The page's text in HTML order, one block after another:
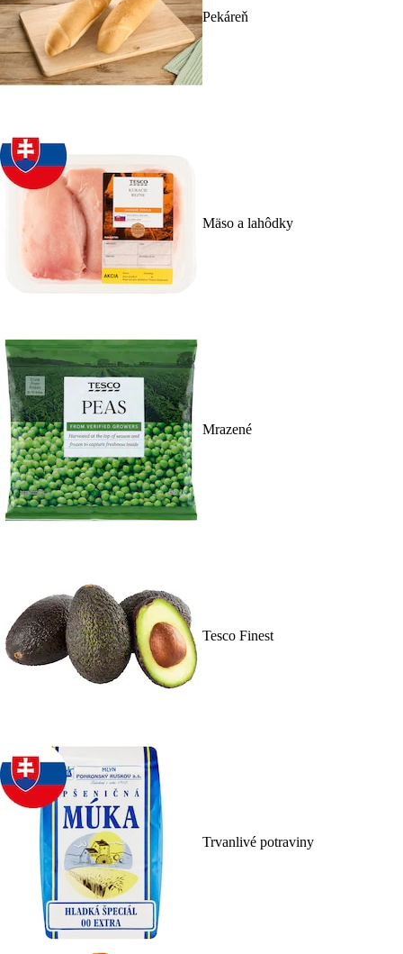
Pekáreň
Mäso a lahôdky
Mrazené
Tesco Finest
Trvanlivé potraviny